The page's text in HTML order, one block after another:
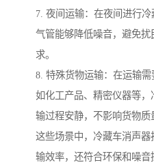
7. 夜间运输：在夜间进行
气管能够降低噪音，避免
求。
8. 特殊货物运输：在运输需
如化工产品、精密仪器等
输过程安静，不影响货物质
这些场景中，冷藏车消声
输效率，还符合环保和噪音